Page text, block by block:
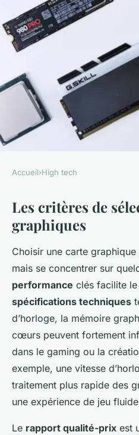
HIGH TECH
Les 7 cartes
meilleur
Axel•16 mars 2025 •5 min de
Accueil›High tech
Les critères de
graphiques
Choisir une carte
mais se concentrer sur
performance clés facilite
spécifications techniques
d’horloge, la mémoire
cœurs peuvent fortement
dans le gaming ou la
exemple, une vitesse
traitement plus rapide des
une expérience de jeu
Le rapport qualité-prix est